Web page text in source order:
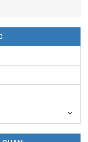
Rinnai 6 giàn đốt
trời